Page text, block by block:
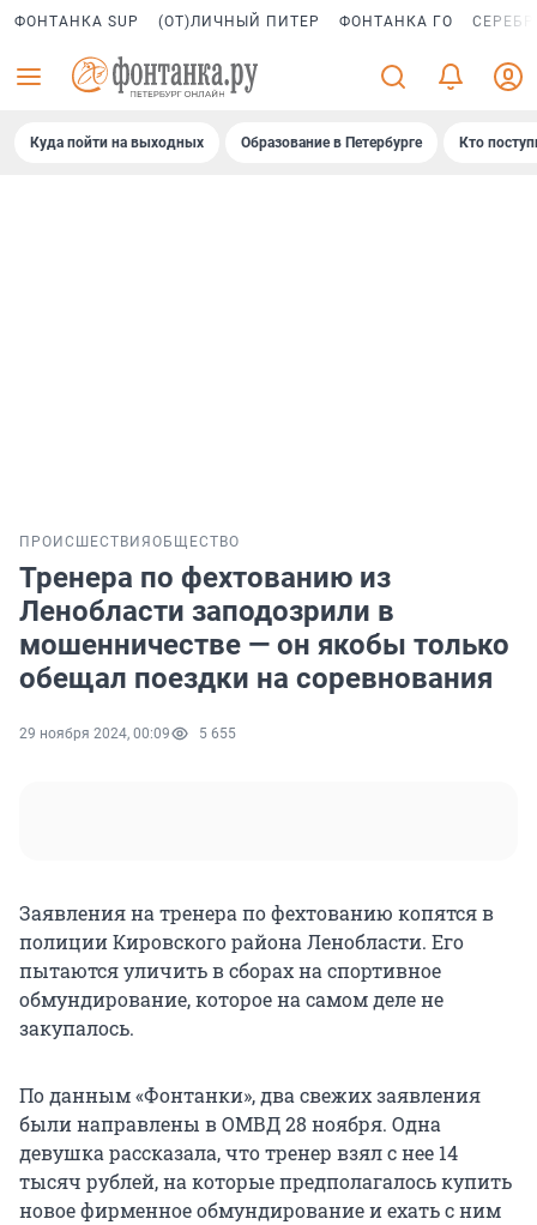
ФОНТАНКА SUP (ОТ)ЛИЧНЫЙ ПИТЕР ФОНТАНКА ГО
Куда пойти на выходных Образование в Петербурге Кто
ПРОИСШЕСТВИЯ ОБЩЕСТВО
Тренера по фехтованию из
Ленобласти заподозрили в
мошенничестве — он якобы только
обещал поездки на соревнования
29 ноября 2024, 00:09 5 655
Заявления на тренера по фехтованию копятся в
полиции Кировского района Ленобласти. Его
пытаются уличить в сборах на спортивное
обмундирование, которое на самом деле не
закупалось.
По данным «Фонтанки», два свежих заявления
были направлены в ОМВД 28 ноября. Одна
девушка рассказала, что тренер взял с нее 14
тысяч рублей, на которые предполагалось купить
новое фирменное обмундирование и ехать с ним